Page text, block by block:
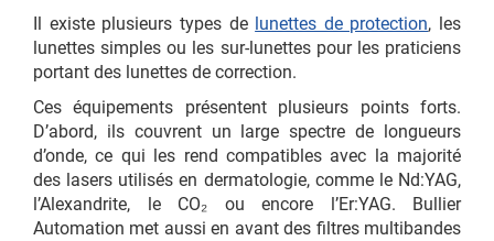
Il existe plusieurs types de lunettes de protection, les
lunettes simples ou les sur-lunettes pour les praticiens
portant des lunettes de correction.
Ces équipements présentent plusieurs points forts.
D’abord, ils couvrent un large spectre de longueurs
d’onde, ce qui les rend compatibles avec la majorité
des lasers utilisés en dermatologie, comme le Nd:YAG,
l’Alexandrite, le CO₂ ou encore l’Er:YAG. Bullier
Automation met aussi en avant des filtres multibandes